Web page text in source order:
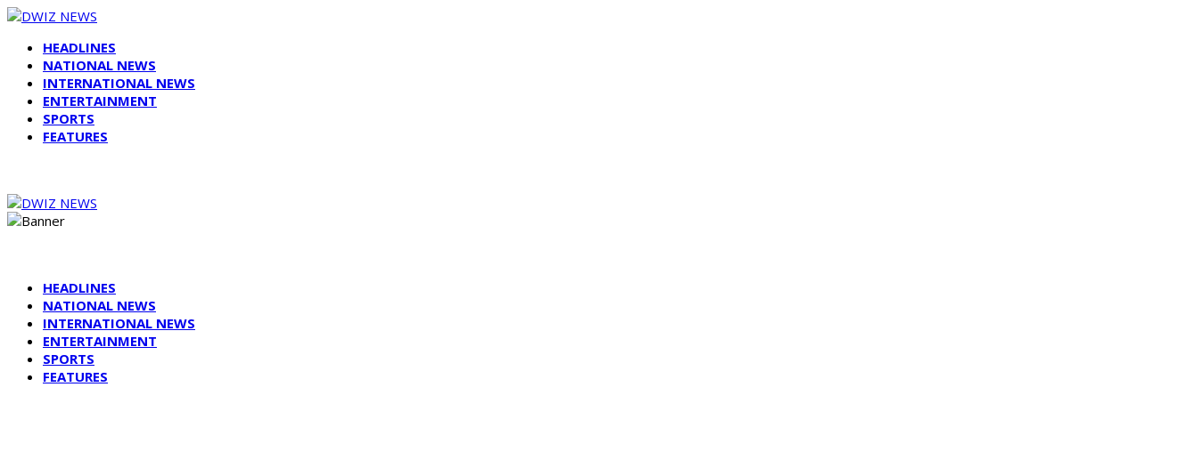
HEADLINES
NATIONAL NEWS
INTERNATIONAL NEWS
ENTERTAINMENT
SPORTS
FEATURES
HEADLINES
NATIONAL NEWS
INTERNATIONAL NEWS
ENTERTAINMENT
SPORTS
FEATURES